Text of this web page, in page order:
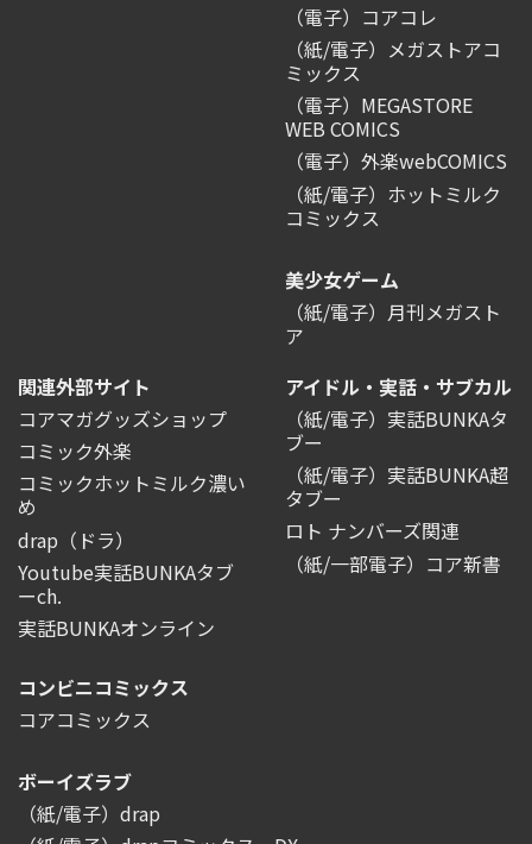
（電子）コアコレ
（紙/電子）メガストアコ
ミックス
（電子）MEGASTORE
WEB COMICS
（電子）外楽webCOMICS
（紙/電子）ホットミルク
コミックス
美少女ゲーム
（紙/電子）月刊メガスト
ア
関連外部サイト
コアマガグッズショップ
コミック外楽
コミックホットミルク濃い
め
drap（ドラ）
Youtube実話BUNKAタブ
ーch.
実話BUNKAオンライン
アイドル・実話・サブカル
（紙/電子）実話BUNKAタ
ブー
（紙/電子）実話BUNKA超
タブー
ロト ナンバーズ関連
（紙/一部電子）コア新書
コンビニコミックス
コアコミックス
ボーイズラブ
（紙/電子）drap